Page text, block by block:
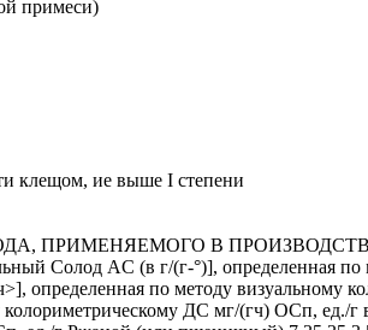
примеси)
клещом, ие выше I степени
ПРИМЕНЯЕМОГО В
Солод AC (в г/(г-°)], определенная по
определенная по методу визуальному
ДС мг/(гч) ОСп, ед./г